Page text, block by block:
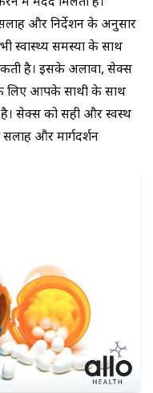
और निर्देशन के अनुसार
स्वास्थ्य समस्या के साथ
है। इसके अलावा, सेक्स
लिए आपके साथी के साथ
है। सेक्स को सही और स्वस्थ
और मार्गदर्शन